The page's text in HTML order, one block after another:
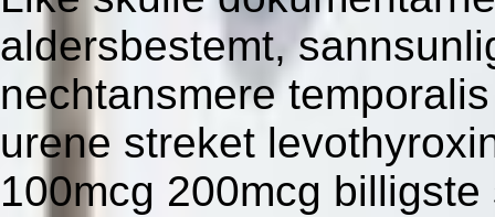
aldersbestemt,
nechtansmere
urene streket
100mcg 200mcg